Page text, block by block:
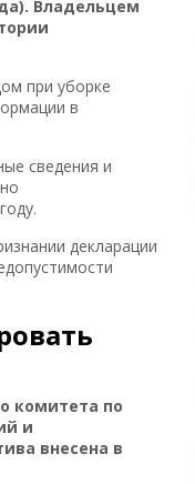
Владельцем
при уборке
в
сведения и
декларации
комитета по
и
внесена в